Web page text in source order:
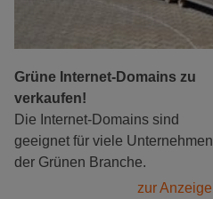
Grüne Internet-Domains zu
verkaufen!
Die Internet-Domains sind
geeignet für viele Unternehmen
der Grünen Branche.
zur Anzeige